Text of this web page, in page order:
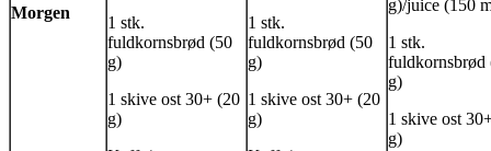
Morgen
1 stk.
fuldkornsbrød (50
g)
1 skive ost 30+ (20
g)
1 stk.
fuldkornsbrød (50
g)
1 skive ost 30+ (20
g)
g)/juice (150
1 stk.
fuldkornsbrød
g)
1 skive ost
g)